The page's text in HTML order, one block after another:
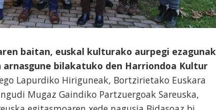
baitan, euskal kulturako aurpegi ezagunak
bilakatuko den Harriondoa Kultur
Lapurdiko Hiriguneak, Bortzirietako Euskara
Mugaz Gaindiko Partzuergoak Sareuska,